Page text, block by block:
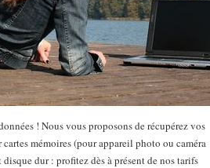
! Nous vous proposons de récupérez vos
mémoires (pour appareil photo ou caméra
dur : profitez dès à présent de nos tarifs